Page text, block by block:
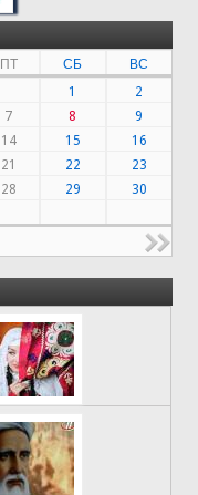
ПТ СБ
ВС
1
2
7 8
9
14 15
16
21 22
23
28 29
30